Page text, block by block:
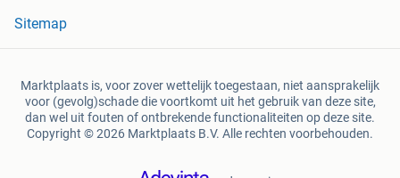
Sitemap
Marktplaats is, voor zover wettelijk toegestaan, niet aansprakelijk
voor (gevolg)schade die voortkomt uit het gebruik van deze site,
dan wel uit fouten of ontbrekende functionaliteiten op deze site.
Copyright © 2026 Marktplaats B.V. Alle rechten voorbehouden.